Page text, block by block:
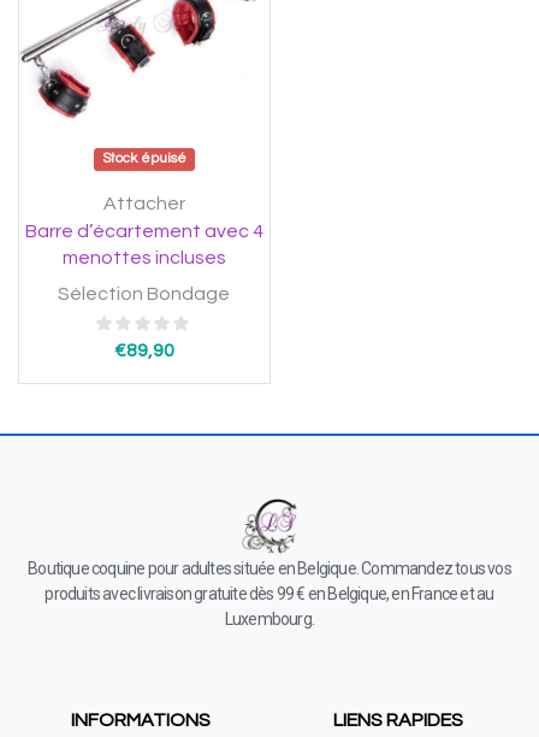
Stock épuisé
Attacher
Barre d’écartement avec 4
menottes incluses
Sélection Bondage
€89,90
Boutique coquine pour adultes située en Belgique. Commandez tous vos
produits avec livraison gratuite dès 99 € en Belgique, en France et au
Luxembourg.
INFORMATIONS LIENS RAPIDES